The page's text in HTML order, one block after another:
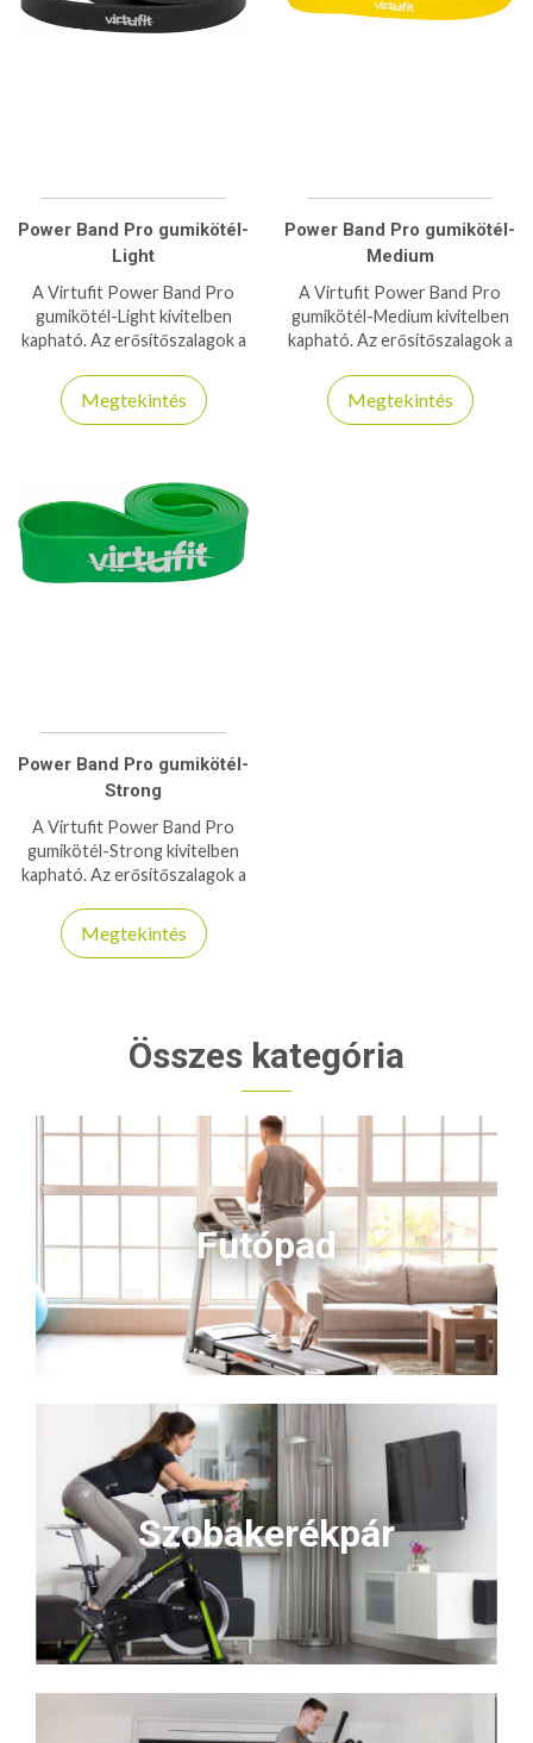
Power Band Pro gumikötél-
Light
A Virtufit Power Band Pro
gumikötél-Light kivitelben
kapható. Az erősítőszalagok a
Megtekintés
Power Band Pro gumikötél-
Medium
A Virtufit Power Band Pro
gumikötél-Medium kivitelben
kapható. Az erősítőszalagok a
Megtekintés
Power Band Pro gumikötél-
Strong
A Virtufit Power Band Pro
gumikötél-Strong kivitelben
kapható. Az erősítőszalagok a
Megtekintés
Összes kategória
Futópad
Szobakerékpár